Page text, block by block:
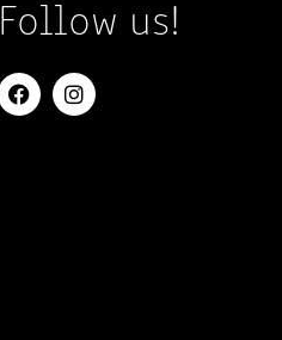
Follow us!